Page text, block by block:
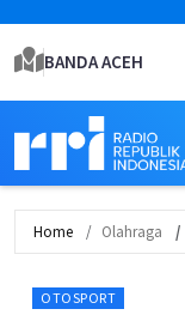
BANDA ACEH
Home Olahraga
OTOSPORT